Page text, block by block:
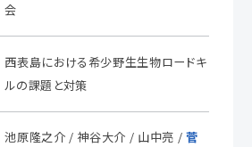
会
西表島における希少野生生物ロードキ
ルの課題と対策
池原隆之介 / 神谷大介 / 山中亮 /菅